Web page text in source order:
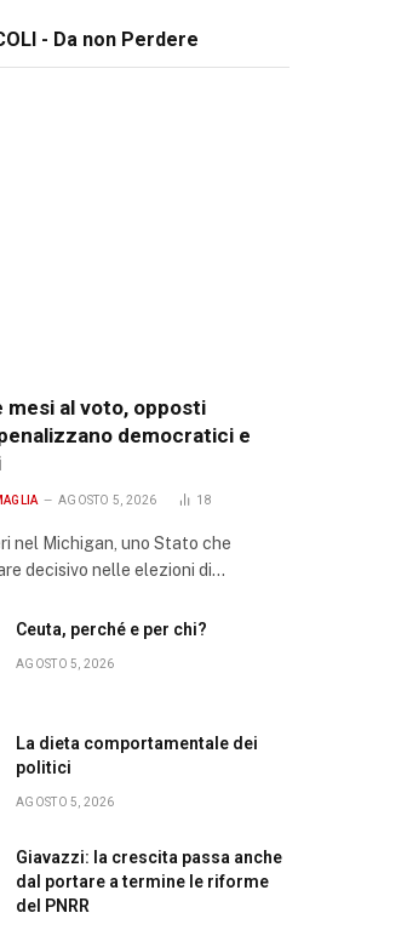
- Da non Perdere
al voto, opposti
democratici e
AGOSTO 5, 2026 18
nel Michigan, uno Stato che
decisivo nelle elezioni di…
Ceuta, perché e per chi?
AGOSTO 5, 2026
La dieta comportamentale dei
politici
AGOSTO 5, 2026
Giavazzi: la crescita passa anche
dal portare a termine le riforme
del PNRR